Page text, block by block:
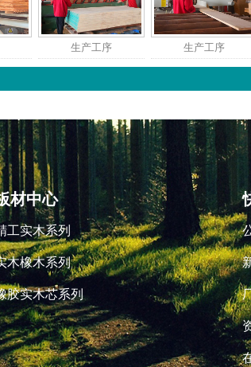
生产工序 生产工序
材中心
工实木系列
木橡木系列
胶实木芯系列